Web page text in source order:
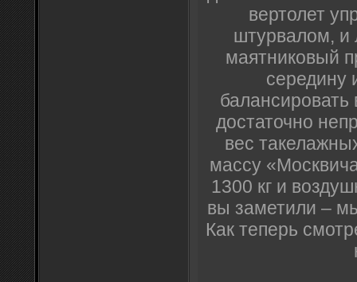
вертолет
штурвалом, и
маятниковый
середину
балансировать
достаточно
вес
массу
1300 кг и
вы заметили –
Как теперь